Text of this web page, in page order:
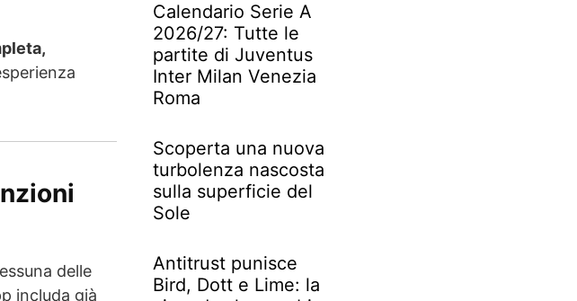
delle
includa già
Calendario Serie A
2026/27: Tutte le
partite di Juventus
Inter Milan Venezia
Roma
Scoperta una nuova
turbolenza nascosta
sulla superficie del
Sole
Antitrust punisce
Bird, Dott e Lime: la